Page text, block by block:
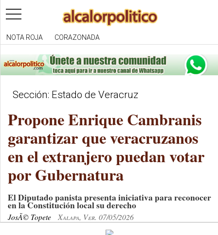
toggle
navigation
NOTA ROJA CORAZONADA
Sección: Estado de Veracruz
Propone Enrique Cambranis
garantizar que veracruzanos
en el extranjero puedan votar
por Gubernatura
El Diputado panista presenta iniciativa para reconocer
en la Constitución local su derecho
JosÃ© Topete Xalapa, Ver. 07/05/2026